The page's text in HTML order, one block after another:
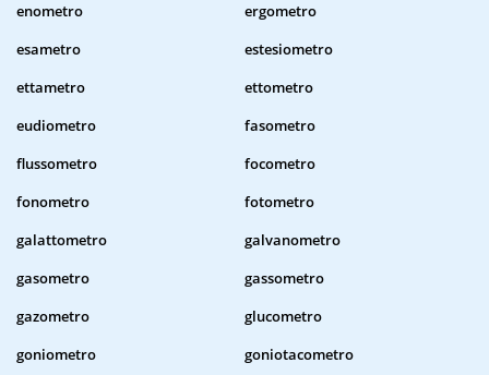
enometro
ergometro
esametro
estesiometro
ettametro
ettometro
eudiometro
fasometro
flussometro
focometro
fonometro
fotometro
galattometro
galvanometro
gasometro
gassometro
gazometro
glucometro
goniometro
goniotacometro